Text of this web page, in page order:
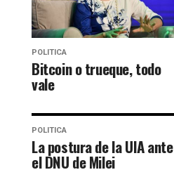
POLITICA
Bitcoin o trueque, todo
vale
POLITICA
La postura de la UIA ante
el DNU de Milei